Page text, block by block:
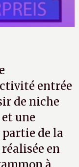
entrée
de niche
une
de la
en